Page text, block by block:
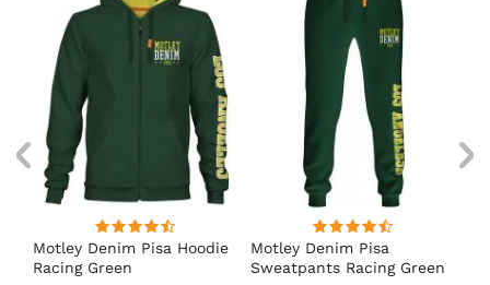
Motley Denim Pisa Hoodie
Racing Green
Motley Denim Pisa
Sweatpants Racing Green